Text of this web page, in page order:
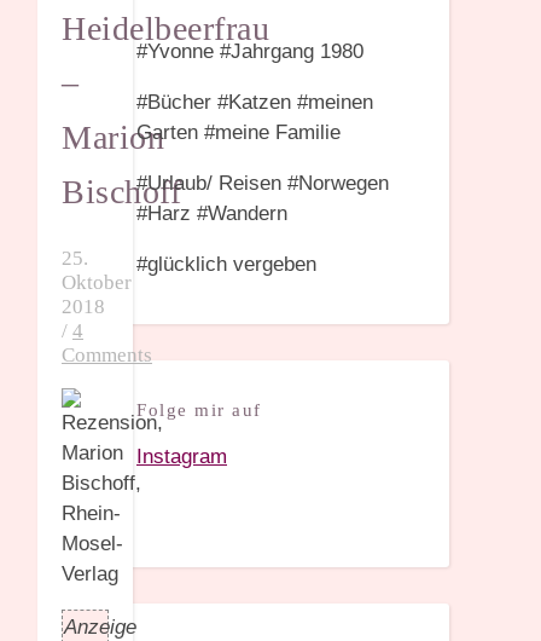
Heidelbeerfrau
–
Marion
Bischoff
25.
Oktober
2018
/ 4
Comments
Anzeige
#Yvonne #Jahrgang 1980
#Bücher #Katzen #meinen
Garten #meine Familie
#Urlaub/ Reisen #Norwegen
#Harz #Wandern
#glücklich vergeben
Folge mir auf
Instagram